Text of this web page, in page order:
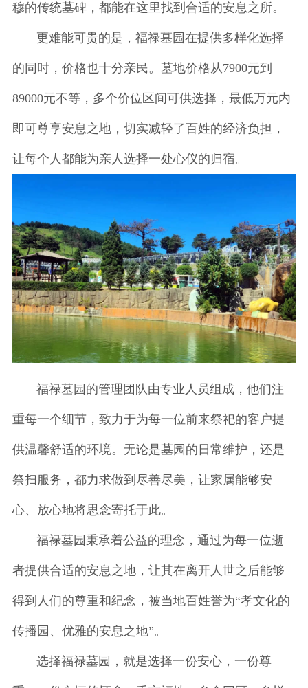
穆的传统墓碑，都能在这里找到合适的安息之所。
更难能可贵的是，福禄墓园在提供多样化选择
的同时，价格也十分亲民。墓地价格从7900元到
89000元不等，多个价位区间可供选择，最低万元内
即可尊享安息之地，切实减轻了百姓的经济负担，
让每个人都能为亲人选择一处心仪的归宿。
福禄墓园的管理团队由专业人员组成，他们注
重每一个细节，致力于为每一位前来祭祀的客户提
供温馨舒适的环境。无论是墓园的日常维护，还是
祭扫服务，都力求做到尽善尽美，让家属能够安
心、放心地将思念寄托于此。
福禄墓园秉承着公益的理念，通过为每一位逝
者提供合适的安息之地，让其在离开人世之后能够
得到人们的尊重和纪念，被当地百姓誉为“孝文化的
传播园、优雅的安息之地”。
选择福禄墓园，就是选择一份安心，一份尊